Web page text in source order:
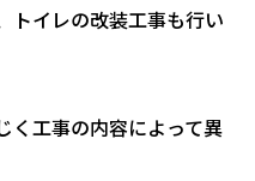
トイレの改装工事も行い
く工事の内容によって異